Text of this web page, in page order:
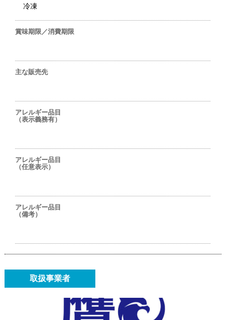
冷凍
賞味期限／消費期限
主な販売先
アレルギー品目
（表示義務有）
アレルギー品目
（任意表示）
アレルギー品目
（備考）
取扱事業者